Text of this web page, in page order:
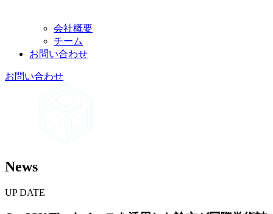
会社概要
チーム
お問い合わせ
お問い合わせ
News
UP DATE